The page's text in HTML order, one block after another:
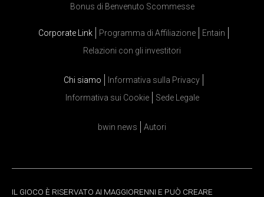
Bonus di Benvenuto Scommesse
Corporate Link Programma di Affiliazione
Entain
Relazioni con gli investitori
Chi siamo
Informativa sulla Privacy
Informativa sui Cookie
Sede Legale
bwin news Autori
IL GIOCO È RISERVATO AI MAGGIORENNI E PUÒ CREARE